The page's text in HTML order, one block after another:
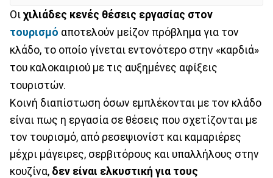
Οι χιλιάδες κενές θέσεις εργασίας στον
τουρισμό αποτελούν μείζον πρόβλημα για τον
κλάδο, το οποίο γίνεται εντονότερο στην «καρδιά»
του καλοκαιριού με τις αυξημένες αφίξεις
τουριστών.
Κοινή διαπίστωση όσων εμπλέκονται με τον κλάδο
είναι πως η εργασία σε θέσεις που σχετίζονται με
τον τουρισμό, από ρεσεψιονίστ και καμαριέρες
μέχρι μάγειρες, σερβιτόρους και υπαλλήλους στην
κουζίνα, δεν είναι ελκυστική για τους